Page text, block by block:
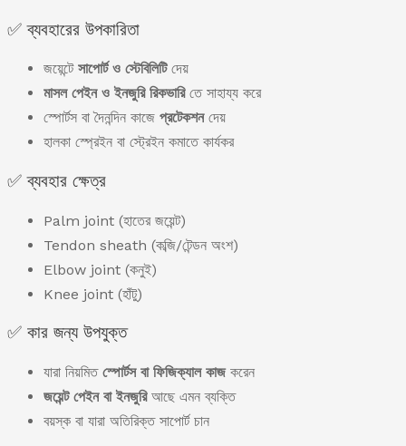
✅ ব্যবহারের উপকারিতা
জয়েন্টে সাপোর্ট ও স্টেবিলিটিদেয়
মাসল পেইন ও ইনজুরি রিকভারিতে সাহায্য করে
স্পোর্টস বা দৈনন্দিন কাজে প্রটেকশনদেয়
হালকা স্প্রেইন বা স্ট্রেইন কমাতে কার্যকর
✅ ব্যবহার ক্ষেত্র
Palm joint (হাতের জয়েন্ট)
Tendon sheath (কব্জি/টেন্ডন অংশ)
Elbow joint (কনুই)
Knee joint (হাঁটু)
✅ কার জন্য উপযুক্ত
যারা নিয়মিত স্পোর্টস বা ফিজিক্যাল কাজকরেন
জয়েন্ট পেইন বা ইনজুরিআছে এমন ব্যক্তি
বয়স্ক বা যারা অতিরিক্ত সাপোর্ট চান